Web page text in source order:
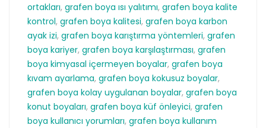
ortakları, grafen boya ısı yalıtımı, grafen boya kalite
kontrol, grafen boya kalitesi, grafen boya karbon
ayak izi, grafen boya karıştırma yöntemleri, grafen
boya kariyer, grafen boya karşılaştırması, grafen
boya kimyasal içermeyen boyalar, grafen boya
kıvam ayarlama, grafen boya kokusuz boyalar,
grafen boya kolay uygulanan boyalar, grafen boya
konut boyaları, grafen boya küf önleyici, grafen
boya kullanıcı yorumları, grafen boya kullanım